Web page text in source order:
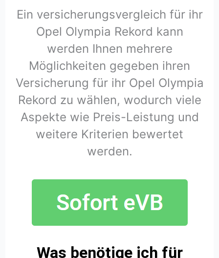
Ein versicherungsvergleich für ihr
Opel Olympia Rekord kann
werden Ihnen mehrere
Möglichkeiten gegeben ihren
Versicherung für ihr Opel Olympia
Rekord zu wählen, wodurch viele
Aspekte wie Preis-Leistung und
weitere Kriterien bewertet
werden.
Was benötige ich für